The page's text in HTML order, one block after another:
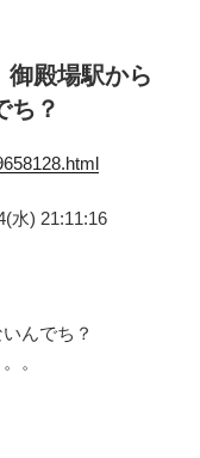
御殿場駅から
ち？
水) 21:11:16
んでち？
。